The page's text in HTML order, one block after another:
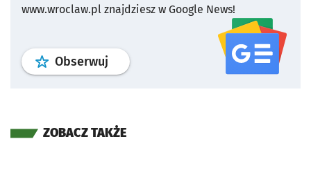
www.wroclaw.pl znajdziesz w Google News!
Obserwuj profil serwisu
ZOBACZ TAKŻE